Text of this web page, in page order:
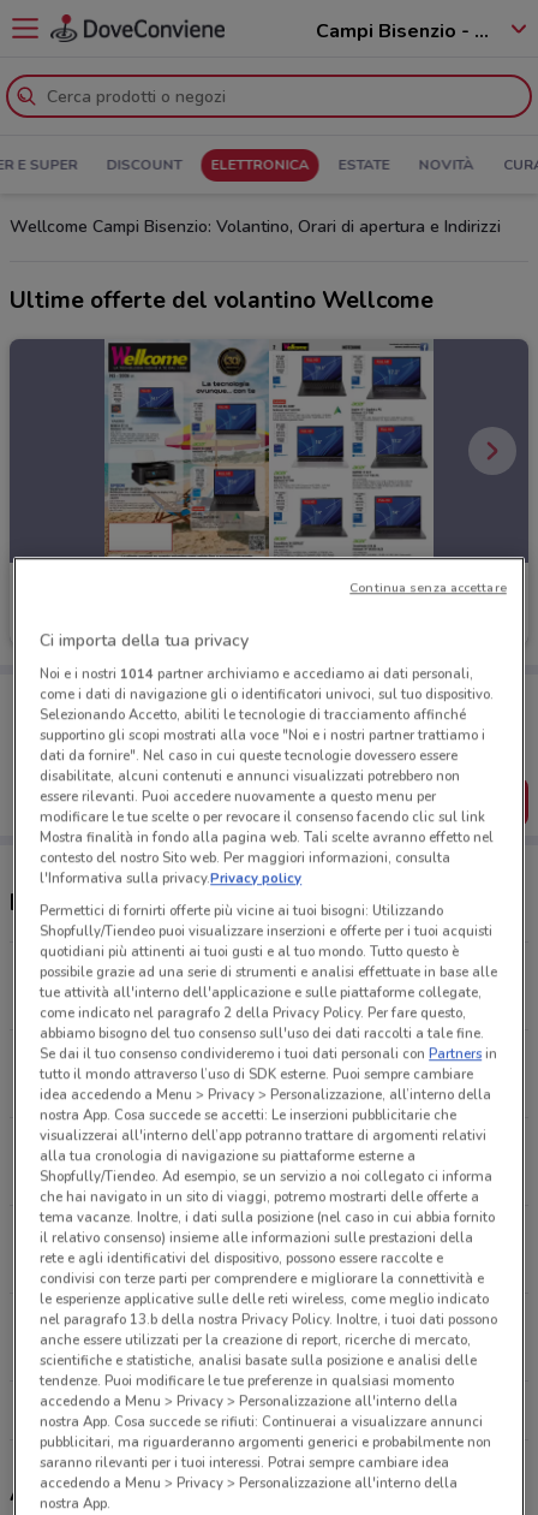
Campi Bisenzio - 50013
E SUPER DISCOUNT ELETTRONICA ESTATE NOVITÀ
Wellcome Campi Bisenzio: Volantino, Orari di apertura e Indirizzi
Ultime offerte del volantino Wellcome
Porta DoveConviene sempre con te!
Puoi trovare le migliori offerte dei negozi vicino a te,
salvarle e creare la tua lista del risparmio, comodamente
dal tuo cellulare.
SCARICA L’APP
Negozi Wellcome a Campi Bisenzio
Via Vittorio Veneto, 32B Campi Bisenzio
1.2 km
APERTO
Via Dora Baltea, 26 Prato
7.7 km
APERTO
Via Giardino Della Bizzarria, 19 Firenze
8.2 km
CHIUSO
Via Giovan Filippo Mariti 19-21r Firenze
9.6 km
Via Antonio Gramsci, 8/10R Firenze
13.2 km
CHIUSO
Tutti i negozi Wellcome
Altri volantini nelle vicinanze
Ci importa della tua privacy
Noi e i nostri 1014partner archiviamo e accediamo ai dati personali,
come i dati di navigazione gli o identificatori univoci, sul tuo dispositivo.
Selezionando Accetto, abiliti le tecnologie di tracciamento affinché
supportino gli scopi mostrati alla voce "Noi e i nostri partner trattiamo i
dati da fornire". Nel caso in cui queste tecnologie dovessero essere
disabilitate, alcuni contenuti e annunci visualizzati potrebbero non
essere rilevanti. Puoi accedere nuovamente a questo menu per
modificare le tue scelte o per revocare il consenso facendo clic sul link
Mostra finalità in fondo alla pagina web. Tali scelte avranno effetto nel
contesto del nostro Sito web. Per maggiori informazioni, consulta
l'Informativa sulla privacy.Privacy policy
Permettici di fornirti offerte più vicine ai tuoi bisogni: Utilizzando
Shopfully/Tiendeo puoi visualizzare inserzioni e offerte per i tuoi acquisti
quotidiani più attinenti ai tuoi gusti e al tuo mondo. Tutto questo è
possibile grazie ad una serie di strumenti e analisi effettuate in base alle
tue attività all'interno dell'applicazione e sulle piattaforme collegate,
come indicato nel paragrafo 2 della Privacy Policy. Per fare questo,
abbiamo bisogno del tuo consenso sull'uso dei dati raccolti a tale fine.
Se dai il tuo consenso condivideremo i tuoi dati personali conPartnersin
tutto il mondo attraverso l’uso di SDK esterne. Puoi sempre cambiare
idea accedendo a Menu > Privacy > Personalizzazione, all’interno della
nostra App. Cosa succede se accetti: Le inserzioni pubblicitarie che
visualizzerai all'interno dell’app potranno trattare di argomenti relativi
alla tua cronologia di navigazione su piattaforme esterne a
Shopfully/Tiendeo. Ad esempio, se un servizio a noi collegato ci informa
che hai navigato in un sito di viaggi, potremo mostrarti delle offerte a
tema vacanze. Inoltre, i dati sulla posizione (nel caso in cui abbia fornito
il relativo consenso) insieme alle informazioni sulle prestazioni della
rete e agli identificativi del dispositivo, possono essere raccolte e
condivisi con terze parti per comprendere e migliorare la connettività e
le esperienze applicative sulle delle reti wireless, come meglio indicato
nel paragrafo 13.b della nostra Privacy Policy. Inoltre, i tuoi dati possono
anche essere utilizzati per la creazione di report, ricerche di mercato,
scientifiche e statistiche, analisi basate sulla posizione e analisi delle
tendenze. Puoi modificare le tue preferenze in qualsiasi momento
accedendo a Menu > Privacy > Personalizzazione all'interno della
nostra App. Cosa succede se rifiuti: Continuerai a visualizzare annunci
pubblicitari, ma riguarderanno argomenti generici e probabilmente non
saranno rilevanti per i tuoi interessi. Potrai sempre cambiare idea
accedendo a Menu > Privacy > Personalizzazione all'interno della
nostra App.
Continua senza accettare